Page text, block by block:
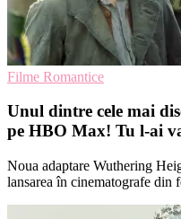
Filme Romantice
Unul dintre cele mai
pe HBO Max! Tu l-ai
Noua adaptare Wuthering
lansarea în cinematografe din